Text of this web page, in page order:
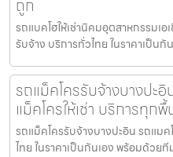
ถูก
รถแบคโฮให้เช่านิคมอุตสาหกรรมเอ
รับจ้าง บริการทั่วไทย ในราคาเป็น
รถแม็คโครรับจ้างบางปะ
แม็คโครให้เช่า บริการทุก
รถแม็คโครรับจ้างบางปะอิน รถแมค
ไทย ในราคาเป็นกันเอง พร้อมด้ว